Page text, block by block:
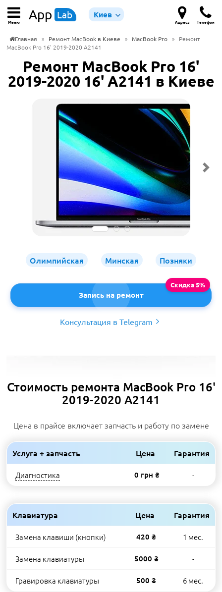
Меню App Lab Киев
Адреса Телефон
Главная » Ремонт MacBook в Киеве » MacBook Pro »
Ремонт
MacBook Pro 16' 2019-2020 A2141
Ремонт MacBook Pro 16'
2019-2020 16' A2141 в Киеве
Олимпийская Минская Позняки
Запись на ремонт
Консультация в Telegram
Стоимость ремонта MacBook Pro 16'
2019-2020 A2141
Цена в прайсе включает запчасть и работу по замене
Услуга + запчасть Цена Гарантия
Диагностика 0 грн ₴ -
Клавиатура Цена Гарантия
Замена клавиши (кнопки) 420 ₴ 1 мес.
Замена клавиатуры 5000 ₴ -
Гравировка клавиатуры 500 ₴ 6 мес.